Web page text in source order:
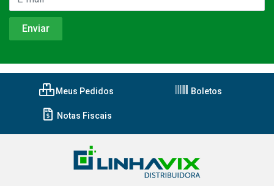
Meus Pedidos Boletos
Notas Fiscais